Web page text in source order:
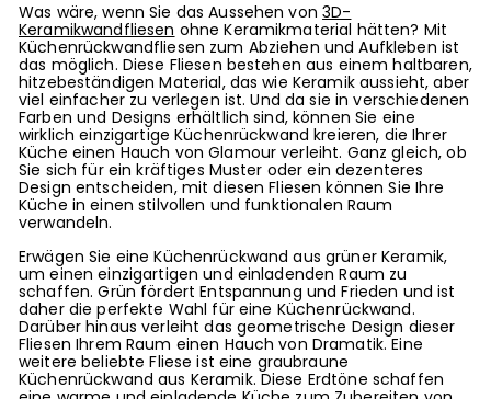
Was wäre, wenn Sie das Aussehen von3D-
Keramikwandfliesen ohne Keramikmaterial hätten? Mit
Küchenrückwandfliesen zum Abziehen und Aufkleben ist
das möglich. Diese Fliesen bestehen aus einem haltbaren,
hitzebeständigen Material, das wie Keramik aussieht, aber
viel einfacher zu verlegen ist. Und da sie in verschiedenen
Farben und Designs erhältlich sind, können Sie eine
wirklich einzigartige Küchenrückwand kreieren, die Ihrer
Küche einen Hauch von Glamour verleiht. Ganz gleich, ob
Sie sich für ein kräftiges Muster oder ein dezenteres
Design entscheiden, mit diesen Fliesen können Sie Ihre
Küche in einen stilvollen und funktionalen Raum
verwandeln.
Erwägen Sie eine Küchenrückwand aus grüner Keramik,
um einen einzigartigen und einladenden Raum zu
schaffen. Grün fördert Entspannung und Frieden und ist
daher die perfekte Wahl für eine Küchenrückwand.
Darüber hinaus verleiht das geometrische Design dieser
Fliesen Ihrem Raum einen Hauch von Dramatik. Eine
weitere beliebte Fliese ist eine graubraune
Küchenrückwand aus Keramik. Diese Erdtöne schaffen